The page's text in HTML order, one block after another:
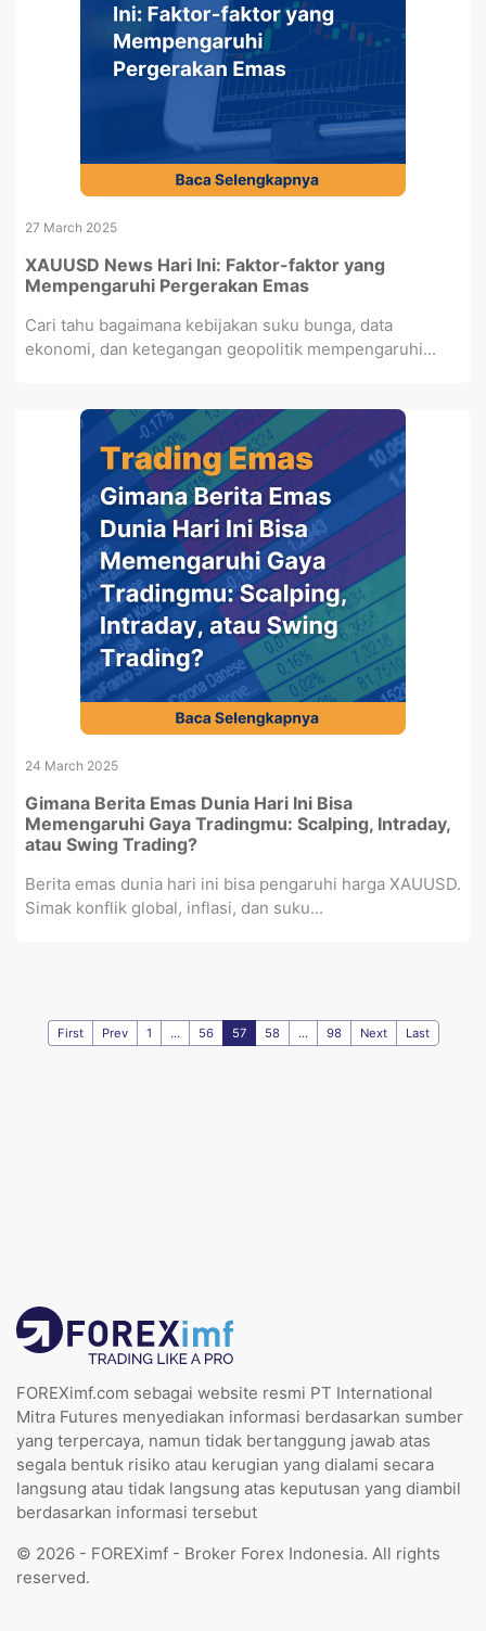
27 March 2025
XAUUSD News Hari Ini: Faktor-faktor yang
Mempengaruhi Pergerakan Emas
Cari tahu bagaimana kebijakan suku bunga, data
ekonomi, dan ketegangan geopolitik mempengaruhi...
24 March 2025
Gimana Berita Emas Dunia Hari Ini Bisa
Memengaruhi Gaya Tradingmu: Scalping, Intraday,
atau Swing Trading?
Berita emas dunia hari ini bisa pengaruhi harga XAUUSD.
Simak konflik global, inflasi, dan suku...
First Prev 1 ... 56 57 58 ... 98 Next Last
FOREXimf.com sebagai website resmi PT International
Mitra Futures menyediakan informasi berdasarkan sumber
yang terpercaya, namun tidak bertanggung jawab atas
segala bentuk risiko atau kerugian yang dialami secara
langsung atau tidak langsung atas keputusan yang diambil
berdasarkan informasi tersebut
© 2026 - FOREXimf - Broker Forex Indonesia. All rights
reserved.